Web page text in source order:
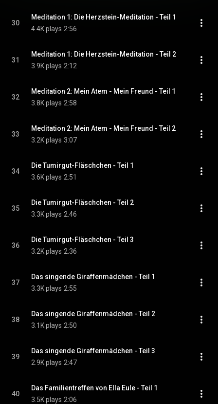
30
Meditation 1: Die Herzstein-Meditation - Teil 1
4.4K plays 2:56
31
Meditation 1: Die Herzstein-Meditation - Teil 2
3.9K plays 2:12
32
Meditation 2: Mein Atem - Mein Freund - Teil 1
3.8K plays 2:58
33
Meditation 2: Mein Atem - Mein Freund - Teil 2
3.2K plays 3:07
34
Die Tumirgut-Fläschchen - Teil 1
3.6K plays 2:51
35
Die Tumirgut-Fläschchen - Teil 2
3.3K plays 2:46
36
Die Tumirgut-Fläschchen - Teil 3
3.2K plays 2:36
37
Das singende Giraffenmädchen - Teil 1
3.3K plays 2:55
38
Das singende Giraffenmädchen - Teil 2
3.1K plays 2:50
39
Das singende Giraffenmädchen - Teil 3
2.9K plays 2:47
40
Das Familientreffen von Ella Eule - Teil 1
3.5K plays 2:06